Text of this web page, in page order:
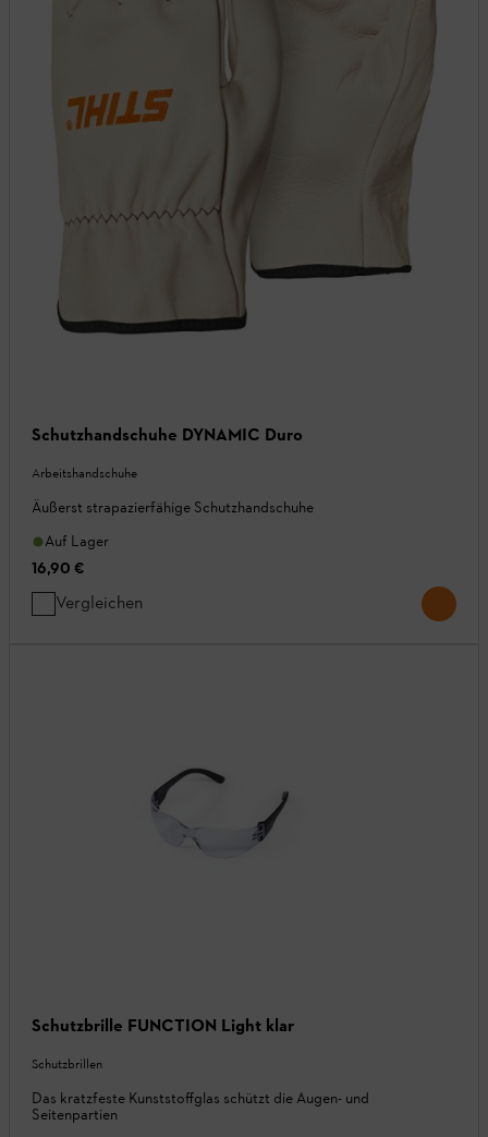
Schutzhandschuhe DYNAMIC Duro
Arbeitshandschuhe
Äußerst strapazierfähige Schutzhandschuhe
Auf Lager
16,90 €
Vergleichen
Schutzbrille FUNCTION Light klar
Schutzbrillen
Das kratzfeste Kunststoffglas schützt die Augen- und
Seitenpartien